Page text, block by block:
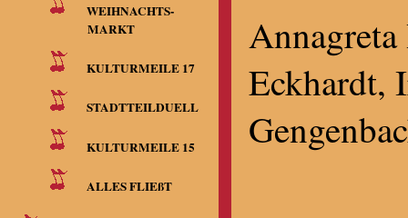
WEIHNACHTS-
MARKT
KULTURMEILE 17
STADTTEILDUELL
KULTURMEILE 15
ALLES FLIEßT
Eckhardt,